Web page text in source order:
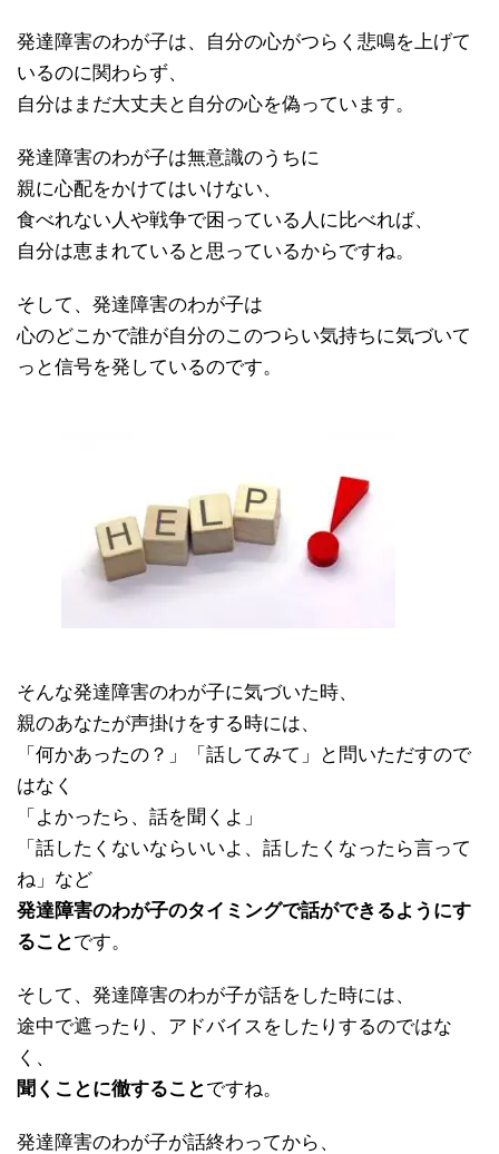
発達障害のわが子は、自分の心がつらく悲鳴を上げて
いるのに関わらず、
自分はまだ大丈夫と自分の心を偽っています。
発達障害のわが子は無意識のうちに
親に心配をかけてはいけない、
食べれない人や戦争で困っている人に比べれば、
自分は恵まれていると思っているからですね。
そして、発達障害のわが子は
心のどこかで誰が自分のこのつらい気持ちに気づいて
っと信号を発しているのです。
そんな発達障害のわが子に気づいた時、
親のあなたが声掛けをする時には、
「何かあったの？」「話してみて」と問いただすので
はなく
「よかったら、話を聞くよ」
「話したくないならいいよ、話したくなったら言って
ね」など
発達障害のわが子のタイミングで話ができるようにす
ることです。
そして、発達障害のわが子が話をした時には、
途中で遮ったり、アドバイスをしたりするのではな
く、
聞くことに徹することですね。
発達障害のわが子が話終わってから、